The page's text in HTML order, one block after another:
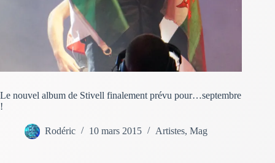
Le nouvel album de Stivell finalement prévu pour…septembre
!
Rodéric 10 mars 2015 Artistes, Mag